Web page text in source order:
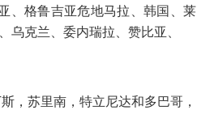
、格鲁吉亚危地马拉、韩国、莱
克兰、委内瑞拉、赞比亚、
，苏里南，特立尼达和多巴哥，